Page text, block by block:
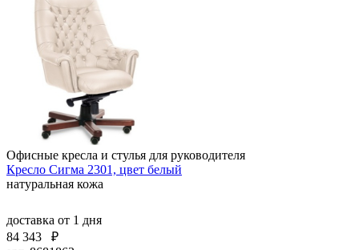
Офисные кресла и стулья для руководителя
Кресло Сигма 2301, цвет белый
натуральная кожа
доставка от 1 дня
84 343
₽